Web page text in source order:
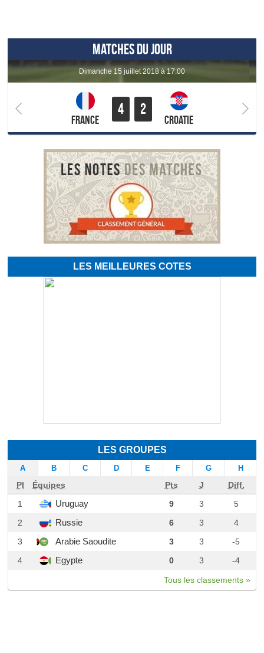
MATCHES DU JOUR
dimanche 15 juillet 2018 à 17:00
France
4 2
Croatie
LES MEILLEURES COTES
LES GROUPES
A B C D E F G H
Pl Équipes Pts J
Diff.
1
Uruguay 9 3
5
2
Russie 6 3
4
3
Arabie Saoudite 3 3
-5
4
Egypte 0 3 -4
Tous les classements »